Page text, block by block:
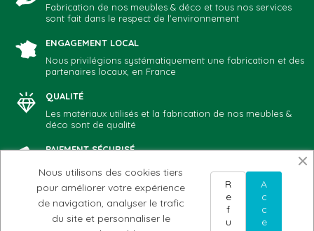
Fabrication de nos meubles & déco et tous nos services
sont fait dans le respect de l'environnement
ENGAGEMENT LOCAL
Nous privilégions systématiquement une fabrication et des
partenaires locaux, en France
QUALITÉ
Les matériaux utilisés et la fabrication de nos meubles &
déco sont de qualité
PAIEMENT SÉCURISÉ
Vous choisissez votre mode de paiement préféré: CB,
Paypal, chèque, virement
NOTRE ADN AIDE & CONTACT MON COMPTE
Nous utilisons des cookies tiers
pour améliorer votre expérience
de navigation, analyser le trafic
du site et personnaliser le
A
c
c
e
R
e
f
u